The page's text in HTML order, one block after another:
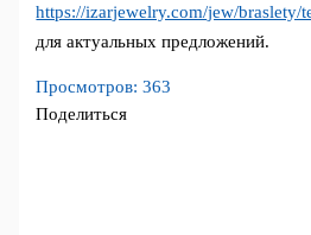
https://izarjewelry.com/jew/braslety/
для актуальных предложений.
Просмотров: 363
Поделиться